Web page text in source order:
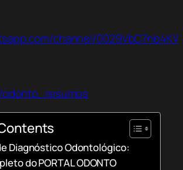
channel/
Diagnóstico Odontológico:
do PORTAL ODONTO